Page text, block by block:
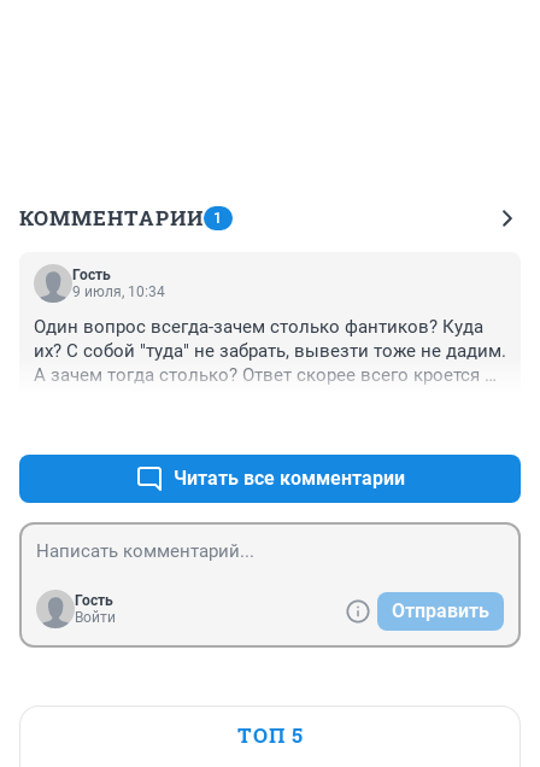
КОММЕНТАРИИ 1
Гость
9 июля, 10:34
Один вопрос всегда-зачем столько фантиков? Куда
их? С собой "туда" не забрать, вывезти тоже не дадим.
А зачем тогда столько? Ответ скорее всего кроется в
зырить за тем, чтобы не украли честно намытое. А
другим глазом следить, чтобы корыто было в
пределах досягаемости. Тяжело? Тяжело. А что
делать-по-другому уже никак.
Читать все комментарии
Гость
Войти
Отправить
ТОП 5